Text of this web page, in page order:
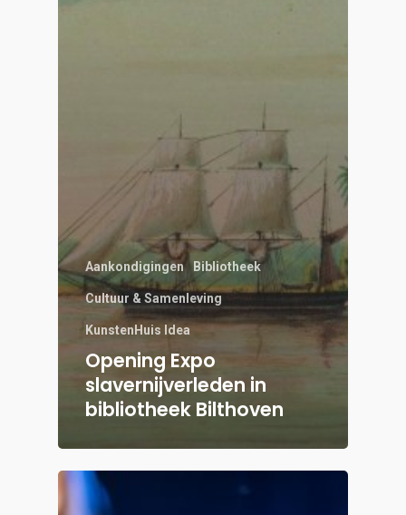
Aankondigingen Bibliotheek
Cultuur & Samenleving
KunstenHuis Idea
Opening Expo
slavernijverleden in
bibliotheek Bilthoven